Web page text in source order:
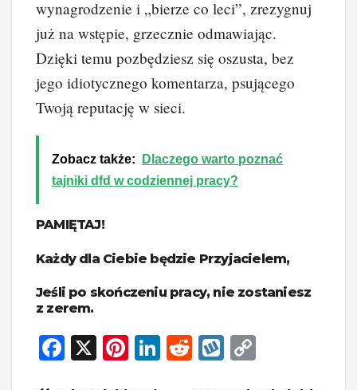
wynagrodzenie i „bierze co leci”, zrezygnuj
już na wstępie, grzecznie odmawiając.
Dzięki temu pozbędziesz się oszusta, bez
jego idiotycznego komentarza, psującego
Twoją reputację w sieci.
Zobacz także:
Dlaczego warto poznać
tajniki dfd w codziennej pracy?
PAMIĘTAJ!
Każdy dla Ciebie będzie Przyjacielem,
Jeśli po skończeniu pracy, nie zostaniesz
z zerem.
F
X
Pi
Li
R
W